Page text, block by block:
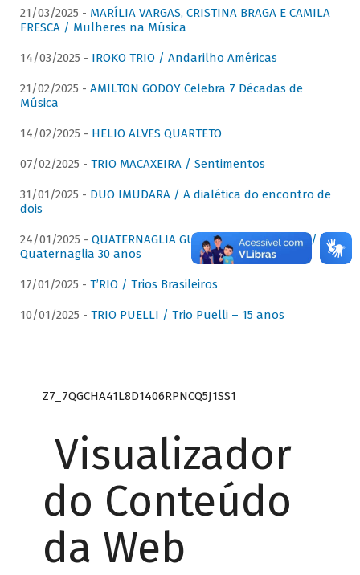
21/03/2025 - MARÍLIA VARGAS, CRISTINA BRAGA E CAMILA
FRESCA / Mulheres na Música
14/03/2025 - IROKO TRIO / Andarilho Américas
21/02/2025 - AMILTON GODOY Celebra 7 Décadas de
Música
14/02/2025 - HELIO ALVES QUARTETO
07/02/2025 - TRIO MACAXEIRA / Sentimentos
31/01/2025 - DUO IMUDARA / A dialética do encontro de
dois
24/01/2025 - QUATERNAGLIA GUITAR QUARTET (QGQ) /
Quaternaglia 30 anos
17/01/2025 - T’RIO / Trios Brasileiros
10/01/2025 - TRIO PUELLI / Trio Puelli – 15 anos
Z7_7QGCHA41L8D1406RPNCQ5J1SS1
Visualizador
do Conteúdo
da Web